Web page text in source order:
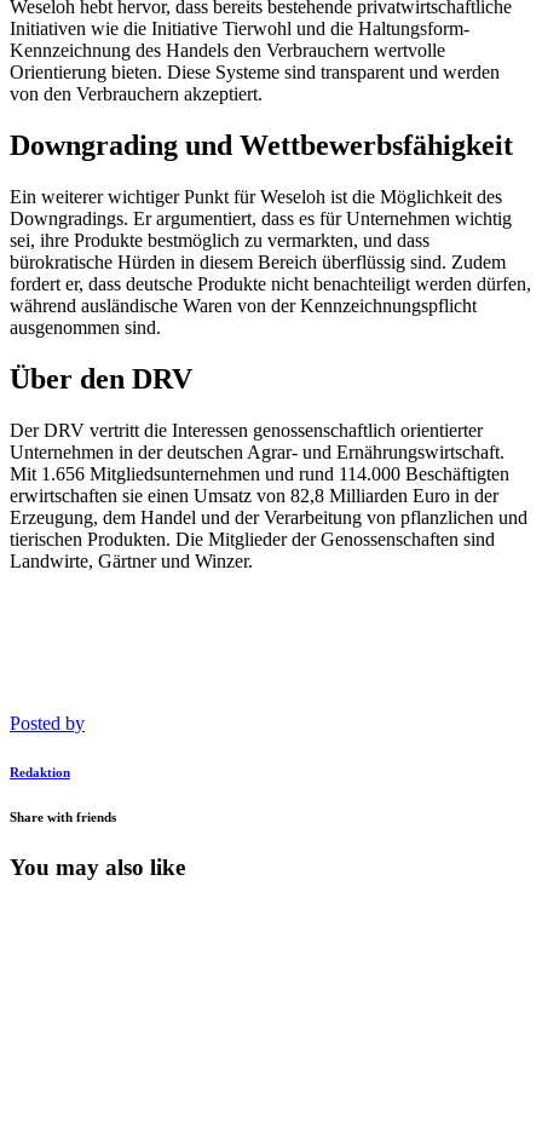
Weseloh hebt hervor, dass bereits bestehende privatwirtschaftliche
Initiativen wie die Initiative Tierwohl und die Haltungsform-
Kennzeichnung des Handels den Verbrauchern wertvolle
Orientierung bieten. Diese Systeme sind transparent und werden
von den Verbrauchern akzeptiert.
Downgrading und Wettbewerbsfähigkeit
Ein weiterer wichtiger Punkt für Weseloh ist die Möglichkeit des
Downgradings. Er argumentiert, dass es für Unternehmen wichtig
sei, ihre Produkte bestmöglich zu vermarkten, und dass
bürokratische Hürden in diesem Bereich überflüssig sind. Zudem
fordert er, dass deutsche Produkte nicht benachteiligt werden dürfen,
während ausländische Waren von der Kennzeichnungspflicht
ausgenommen sind.
Über den DRV
Der DRV vertritt die Interessen genossenschaftlich orientierter
Unternehmen in der deutschen Agrar- und Ernährungswirtschaft.
Mit 1.656 Mitgliedsunternehmen und rund 114.000 Beschäftigten
erwirtschaften sie einen Umsatz von 82,8 Milliarden Euro in der
Erzeugung, dem Handel und der Verarbeitung von pflanzlichen und
tierischen Produkten. Die Mitglieder der Genossenschaften sind
Landwirte, Gärtner und Winzer.
Posted by
Redaktion
Share with friends
You may also like